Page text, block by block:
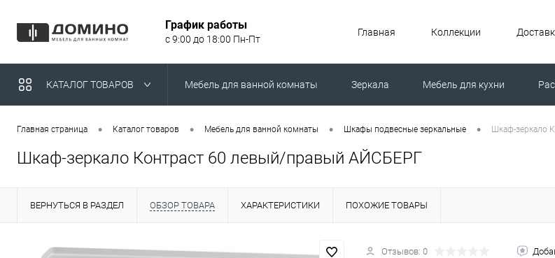
График работы
с 9:00 до 18:00 Пн-Пт
Главная Коллекции
КАТАЛОГ ТОВАРОВ Мебель для ванной комнаты Зеркала Мебель для кухни
Умывальники над стиральной машиной Унитазы
Главная страница • Каталог товаров • Мебель для ванной комнаты • Шкафы подвесные зеркальные • Шкаф-зеркало
Шкаф-зеркало Контраст 60 левый/правый АЙСБЕРГ
ВЕРНУТЬСЯ В РАЗДЕЛ ОБЗОР ТОВАРА ХАРАКТЕРИСТИКИ ПОХОЖИЕ ТОВАРЫ
Отзывов: 0